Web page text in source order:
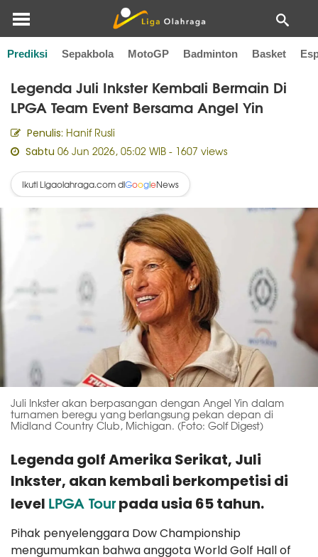
Prediksi Sepakbola MotoGP Badminton Basket
Home Golf
Legenda Juli Inkster Kembali Bermain Di
LPGA Team Event Bersama Angel Yin
Penulis: Hanif Rusli
Sabtu 06 Jun 2026, 05:02 WIB - 1607 views
Ikuti Ligaolahraga.com diGoogleNews
Juli Inkster akan berpasangan dengan Angel Yin dalam
turnamen beregu yang berlangsung pekan depan di
Midland Country Club, Michigan. (Foto: Golf Digest)
Legenda golf Amerika Serikat, Juli
Inkster, akan kembali berkompetisi di
level LPGA Tourpada usia 65 tahun.
Pihak penyelenggara Dow Championship
mengumumkan bahwa anggota World Golf Hall of